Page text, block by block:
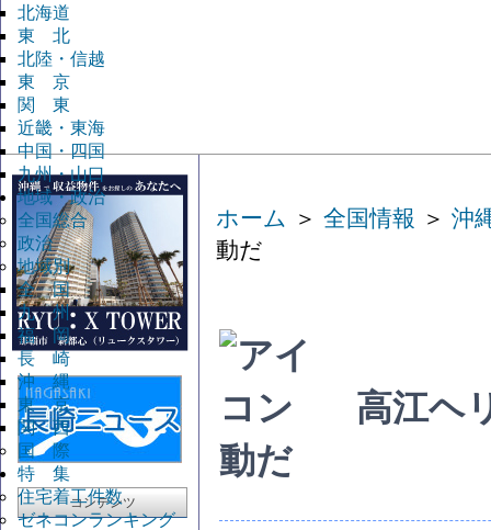
北海道
東 北
北陸・信越
東 京
関 東
近畿・東海
中国・四国
九州・山口
地域・政治
全国総合
政治
地域別
全 国
九 州
福 岡
長 崎
沖 縄
東 京
関 西
国 際
特 集
住宅着工件数
ゼネコンランキング
コンテンツ
ホーム ＞ 全国情報 ＞ 沖
動だ
高江ヘ
動だ